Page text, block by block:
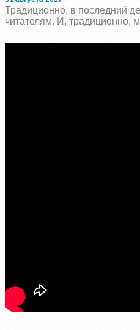
Традиционно, в последний
читателям. И, традиционно,